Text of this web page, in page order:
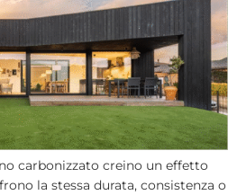
carbonizzato creino un effetto
la stessa durata, consistenza o